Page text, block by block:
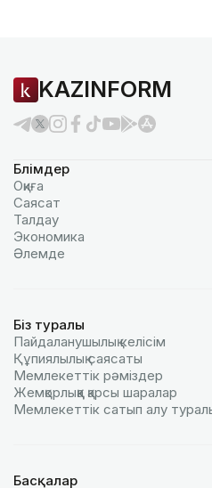
KAZINFORM
Бөлімдер
Оқиға
Саясат
Талдау
Экономика
Әлемде
Біз туралы
Пайдаланушылық келiciм
Құпиялылық саясаты
Мемлекеттік рәміздер
Жемқорлыққа қарсы шаралар
Мемлекеттік сатып алу
Басқалар